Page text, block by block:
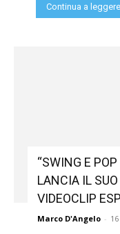
Continua a leggere
“SWING E
LANCIA IL
VIDEOCLIP
Marco D'Angelo -